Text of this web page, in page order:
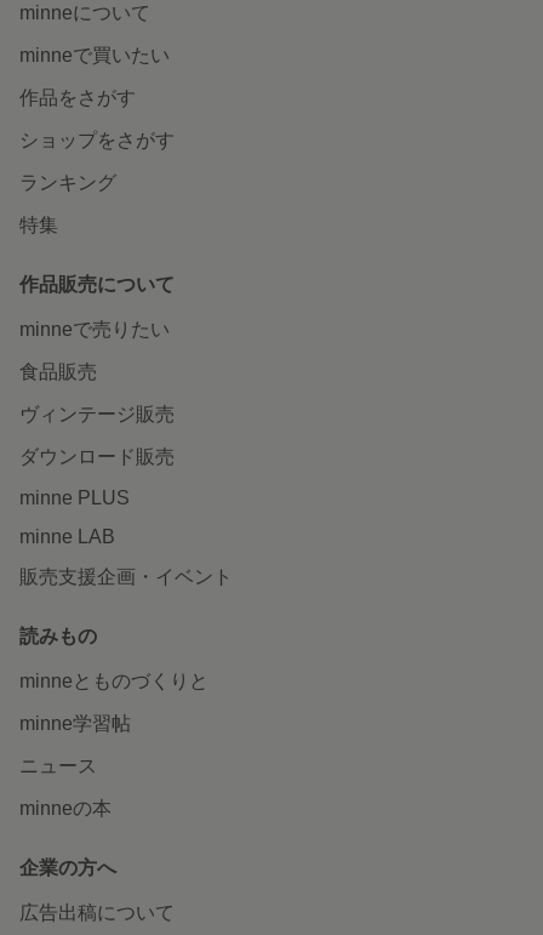
minneについて
minneで買いたい
作品をさがす
ショップをさがす
ランキング
特集
作品販売について
minneで売りたい
食品販売
ヴィンテージ販売
ダウンロード販売
minne PLUS
minne LAB
販売支援企画・イベント
読みもの
minneとものづくりと
minne学習帖
ニュース
minneの本
企業の方へ
広告出稿について